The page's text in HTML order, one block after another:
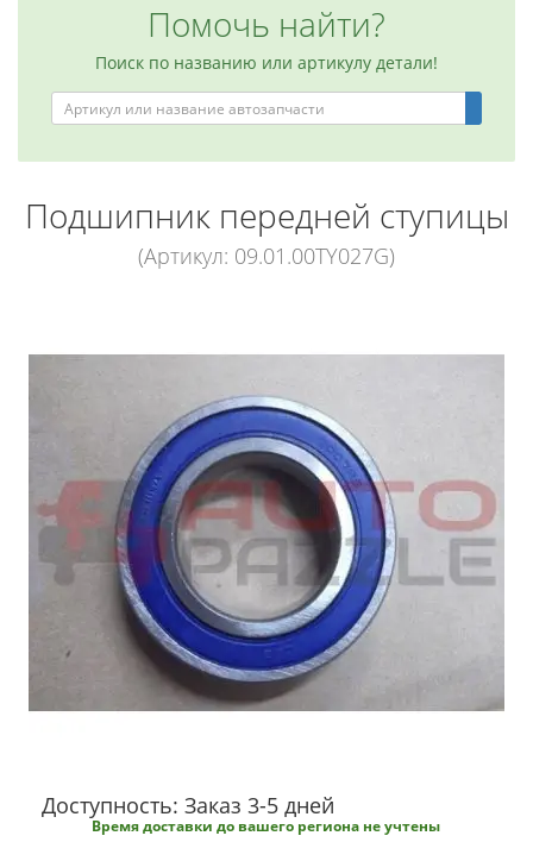
Помочь найти?
Поиск по названию или артикулу детали!
Подшипник передней ступицы
(Артикул: 09.01.00TY027G)
Доступность: Заказ 3-5 дней
Время доставки до вашего региона не учтены